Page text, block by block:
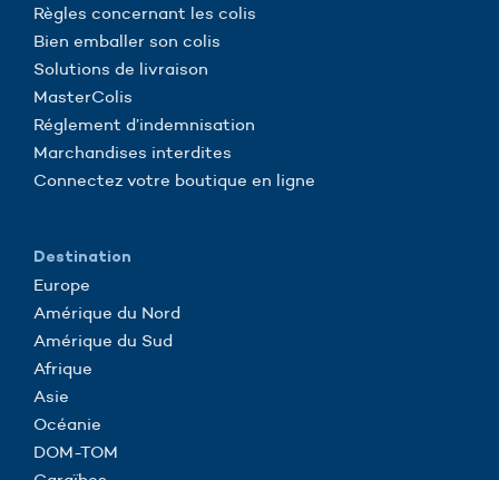
Règles concernant les colis
Bien emballer son colis
Solutions de livraison
MasterColis
Réglement d’indemnisation
Marchandises interdites
Connectez votre boutique en ligne
Destination
Europe
Amérique du Nord
Amérique du Sud
Afrique
Asie
Océanie
DOM-TOM